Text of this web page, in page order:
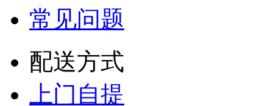
常见问题
配送方式
上门自提